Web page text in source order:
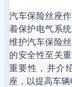
汽车保险丝座
着保护电气系
维护汽车保险
的安全性至关
重要性，并介
座，以提高车